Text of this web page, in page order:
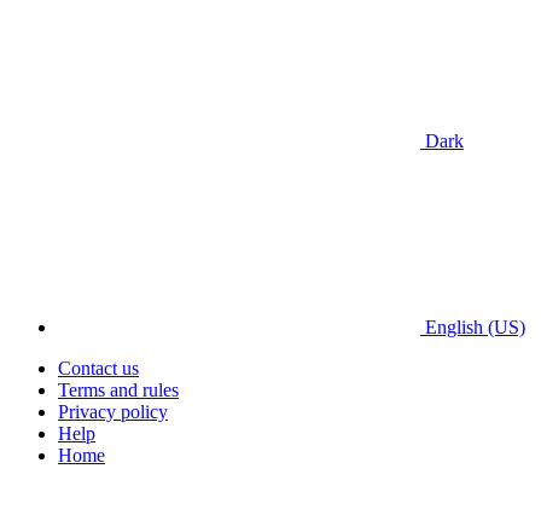
Dark
English (US)
Contact us
Terms and rules
Privacy policy
Help
Home